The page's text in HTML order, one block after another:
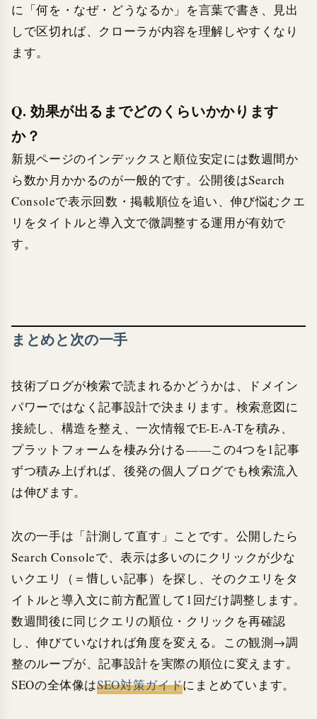
に「何を・なぜ・どうなるか」を言葉で書き、見出
しで区切れば、クローラが内容を理解しやすくなり
ます。
Q. 効果が出るまでどのくらいかかります
か？
新規ページのインデックスと順位安定には数週間か
ら数か月かかるのが一般的です。公開後はSearch
Consoleで表示回数・掲載順位を追い、伸び悩むクエ
リをタイトルと導入文で微調整する運用が有効で
す。
まとめと次の一手
技術ブログが検索で読まれるかどうかは、ドメイン
パワーではなく記事設計で決まります。検索意図に
接続し、構造を整え、一次情報でE-E-A-Tを積み、
プラットフォームを棲み分ける——この4つを1記事
ずつ積み上げれば、後発の個人ブログでも検索流入
は伸びます。
次の一手は「計測して直す」ことです。公開したら
Search Consoleで、表示は多いのにクリックが少な
いクエリ（＝惜しい記事）を探し、そのクエリをタ
イトルと導入文に前方配置して1回だけ調整します。
数週間後に同じクエリの順位・クリックを再確認
し、伸びていなければ角度を変える。この観測→調
整のループが、記事設計を実際の順位に変えます。
SEOの全体像はSEO対策ガイドにまとめています。